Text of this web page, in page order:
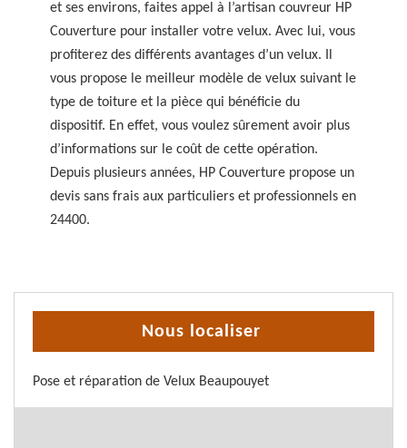
et ses environs, faites appel à l’artisan couvreur HP
Couverture pour installer votre velux. Avec lui, vous
profiterez des différents avantages d’un velux. Il
vous propose le meilleur modèle de velux suivant le
type de toiture et la pièce qui bénéficie du
dispositif. En effet, vous voulez sûrement avoir plus
d’informations sur le coût de cette opération.
Depuis plusieurs années, HP Couverture propose un
devis sans frais aux particuliers et professionnels en
24400.
Nous localiser
Pose et réparation de Velux Beaupouyet